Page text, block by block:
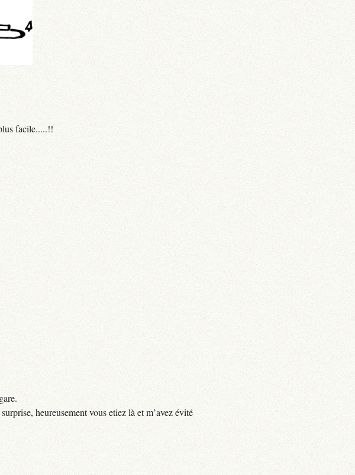
facile.....!!
heureusement vous etiez là et m’avez évité